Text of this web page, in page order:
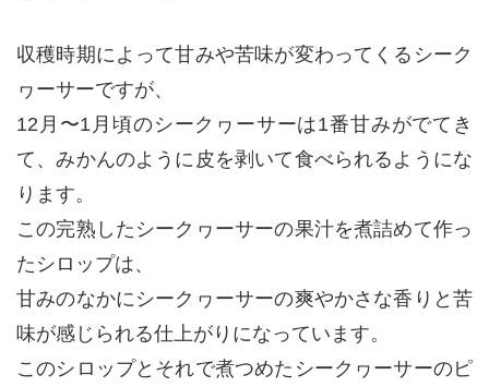
収穫時期によって甘みや苦味が変わってくるシーク
ヮーサーですが、
12月〜1月頃のシークヮーサーは1番甘みがでてき
て、みかんのように皮を剥いて食べられるようにな
ります。
この完熟したシークヮーサーの果汁を煮詰めて作っ
たシロップは、
甘みのなかにシークヮーサーの爽やかさな香りと苦
味が感じられる仕上がりになっています。
このシロップとそれで煮つめたシークヮーサーのピ